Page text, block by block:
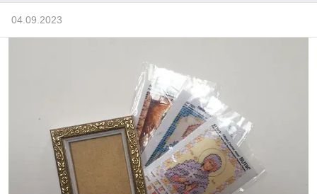
04.09.2023